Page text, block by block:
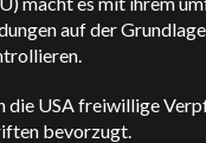
auf der
die USA freiwillige
bevorzugt.